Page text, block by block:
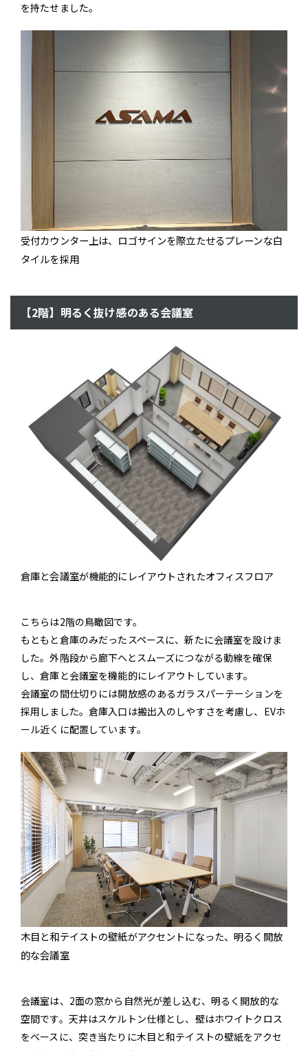
を持たせました。
受付カウンター上は、ロゴサインを際立たせるプレーンな白
タイルを採用
【2階】明るく抜け感のある会議室
倉庫と会議室が機能的にレイアウトされたオフィスフロア
こちらは2階の鳥瞰図です。
もともと倉庫のみだったスペースに、新たに会議室を設けま
した。外階段から廊下へとスムーズにつながる動線を確保
し、倉庫と会議室を機能的にレイアウトしています。
会議室の間仕切りには開放感のあるガラスパーテーションを
採用しました。倉庫入口は搬出入のしやすさを考慮し、EVホ
ール近くに配置しています。
木目と和テイストの壁紙がアクセントになった、明るく開放
的な会議室
会議室は、2面の窓から自然光が差し込む、明るく開放的な
空間です。天井はスケルトン仕様とし、壁はホワイトクロス
をベースに、突き当たりに木目と和テイストの壁紙をアクセ